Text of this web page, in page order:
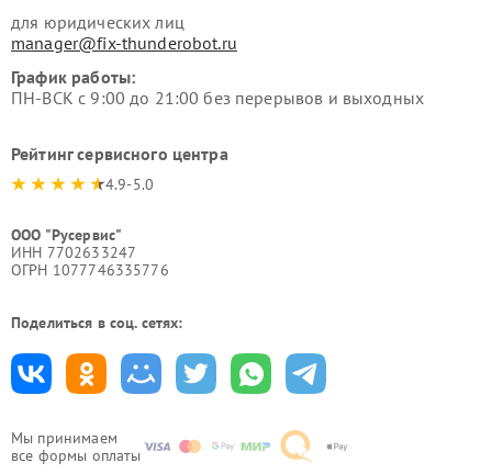
Мы принимаем
все формы оплаты
для юридических лиц
manager@fix-thunderobot.ru
График работы:
ПН-ВСК с 9:00 до 21:00 без перерывов и выходных
Рейтинг сервисного центра
4.9-5.0
ООО "Русервис"
ИНН 7702633247
ОГРН 1077746335776
Поделиться в соц. сетях: